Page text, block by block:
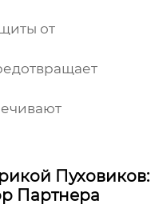
от
Пуховиков:
Партнера